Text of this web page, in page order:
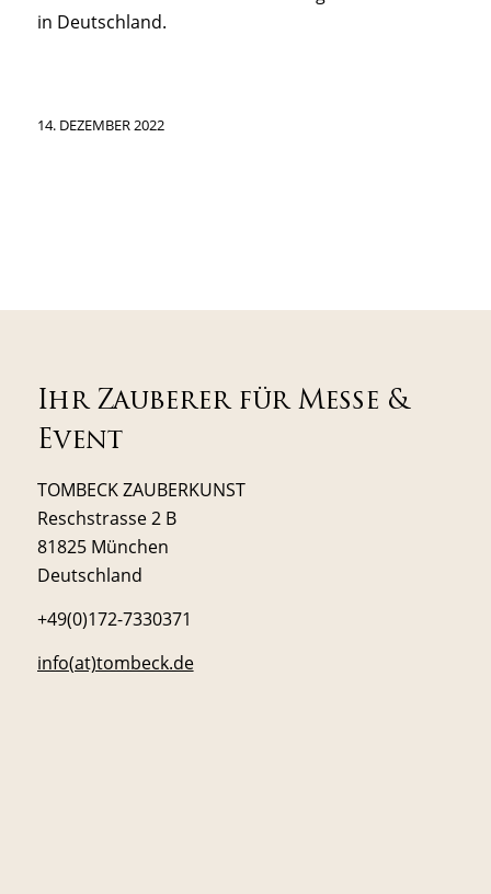
in Deutschland.
14. DEZEMBER 2022
Ihr Zauberer für Messe &
Event
TOMBECK ZAUBERKUNST
Reschstrasse 2 B
81825 München
Deutschland
+49(0)172-7330371
info(at)tombeck.de